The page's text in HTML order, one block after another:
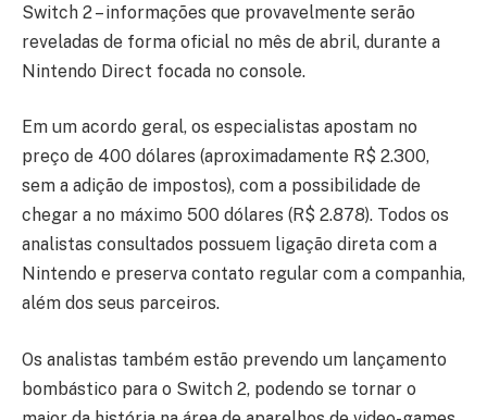
Switch 2 – informações que provavelmente serão
reveladas de forma oficial no mês de abril, durante a
Nintendo Direct focada no console.
Em um acordo geral, os especialistas apostam no
preço de 400 dólares (aproximadamente R$ 2.300,
sem a adição de impostos), com a possibilidade de
chegar a no máximo 500 dólares (R$ 2.878). Todos os
analistas consultados possuem ligação direta com a
Nintendo e preserva contato regular com a companhia,
além dos seus parceiros.
Os analistas também estão prevendo um lançamento
bombástico para o Switch 2, podendo se tornar o